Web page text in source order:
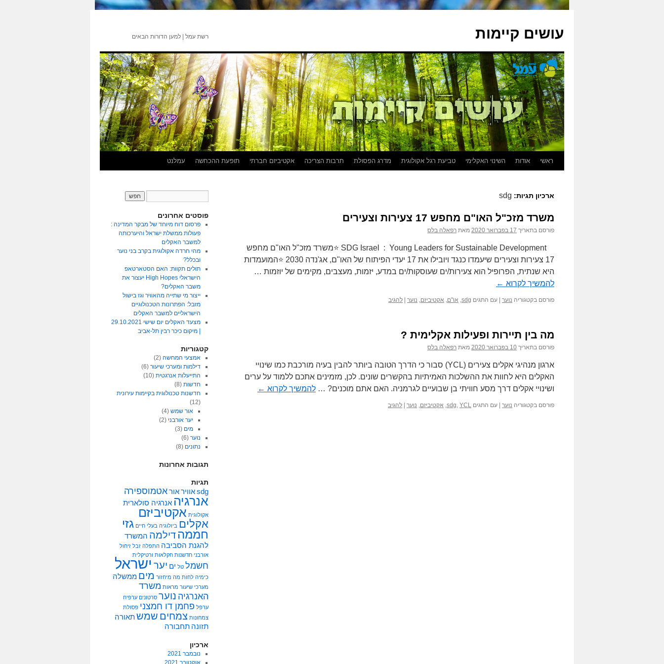
עושים קיימות רשת עמל | למען הדורות הבאים
ראשי אודות השינוי האקלימי טביעת רגל אקולוגית מדרג הפסולת תרבות הצריכה אקטיביזם חברתי תופעת ההכחשה עמלנט
ארכיון תגיות: sdg
משרד מזכ"ל האו"ם מחפש 17 צעירות וצעירים
פורסם בתאריך 17 בפברואר 2020 מאת רפאלה בלס
SDG Israel : Young Leaders for Sustainable Development ⭐משרד מזכ"ל האו"ם מחפש
17 צעירות וצעירים שיעמדו כנגד ויובילו את 17 יעדי הפיתוח של האו"ם, אג'נדה 2030 ⭐המועמדות
היא שנתית, הפרופיל הוא צעירות/ים שעוסקות/ים במדע, יזמות, מעצבים, מקימים של יוזמות …
להמשיך לקרוא ←
פורסם בקטגוריה נוער עם התגים sdg
, או"ם, אקטיביזם, נוער להגיב
מה בין תיירות ופעילות אקלימית ?
פורסם בתאריך 10 בפברואר 2020 מאת רפאלה בלס
ארגון מנהיגי אקלים צעירים (YCL) סבור כי הדרך הטובה ביותר להבין בעיה מורכבת כמו שינויי
האקלים היא לחוות את ההשלכות האמיתיות בהקשרים שונים. לכן, מזמינים אתכם ללמוד על ערים
ושינויי אקלים דרך מסע חוויתי בן שבועיים לגרמניה. האם אתם מוכנים? … להמשיך לקרוא ←
פורסם בקטגוריה נוער עם התגים sdg, YCL
, אקטיביזם, נוער להגיב
פוסטים אחרונים
פרסום דוח מיוחד של מבקר המדינה :
פעולות ממשלת ישראל והיערכותה
למשבר האקלים
מהי חרדה אקולוגית בקרב בני נוער
ובכלל?
תולים תקוות: האם הסטארטאפ
הישראלי High Hopes יעצור את
משבר האקלים?
ייצור מי שתייה מהאוויר וגז בישול
מזבל: הפתרונות הטכנולוגיים
הישראליים למשבר האקלים
מצעד האקלים יום שישי 29.10.2021
| מיקום כיכר רבין תל-אביב
קטגוריות
אמצעי המחשה(2)
דילמות ומערכי שיעור(6)
התייעלות אנרגטית(10)
חדשות(8)
חדשנות טכנולוגית בקיימות עירונית
(12)
אור שמש (4)
יער אורבני (2)
מים (3)
נוער(6)
נתונים (8)
תגובות אחרונות
תגיות
sdgאוויראוראטמוספירה
אנרגיה אנרגיה סולארית
אקולוגית אקטיביזם
אקלים ביולוגיה בעלי חיים גזי
חממהדילמה המשרד
להגנת הסביבה התפלה זבל זיחול
אורבני חדשנות חקלאות ורטיקלית
חשמל טל ים יער ישראל
כימיה לחות מה מיחזור מים ממשלה
מערכי שיעור מראות משרד
האנרגיה נוער סרטונים ערפיח
ערפל פחמן דו חמצני פסולת
צמחונות צמחים שמשתאורה
תזונה תחבורה
ארכיון
נובמבר 2021
אוקטובר 2021